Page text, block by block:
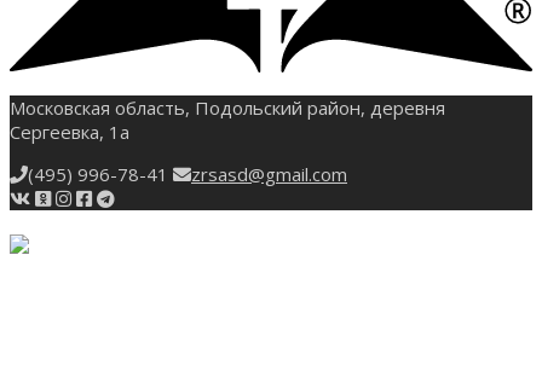
Московская область, Подольский район, деревня
Сергеевка, 1а
(495) 996-78-41
zrsasd@gmail.com